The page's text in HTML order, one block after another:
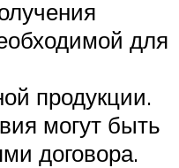
для
продукции.
могут быть
договора.